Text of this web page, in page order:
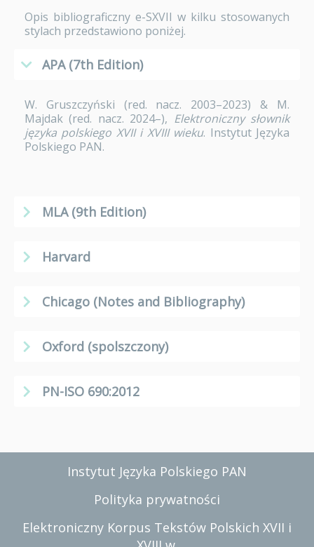
Opis bibliograficzny e-SXVII w kilku stosowanych
stylach przedstawiono poniżej.
APA (7th Edition)
W. Gruszczyński (red. nacz. 2003–2023) & M.
Majdak (red. nacz. 2024–), Elektroniczny słownik
języka polskiego XVII i XVIII wieku. Instytut Języka
Polskiego PAN.
MLA (9th Edition)
Harvard
Chicago (Notes and Bibliography)
Oxford (spolszczony)
PN-ISO 690:2012
Instytut Języka Polskiego PAN
Polityka prywatności
Elektroniczny Korpus Tekstów Polskich XVII i